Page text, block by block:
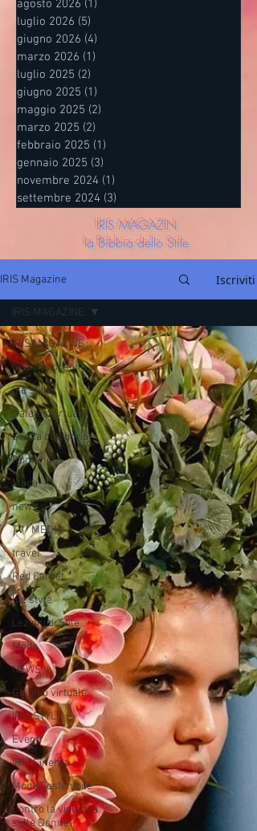
agosto 2026 (1)
luglio 2026 (5)
giugno 2026 (4)
marzo 2026 (1)
luglio 2025 (2)
giugno 2025 (1)
maggio 2025 (2)
marzo 2025 (2)
febbraio 2025 (1)
gennaio 2025 (3)
novembre 2024 (1)
settembre 2024 (3)
IRIS MAGAZIN
la Bibbia dello Stile
IRIS Magazine Iscriviti
IRIS MAGAZINE
lessons of style
life style
Galateo virtuale
Senza categoria
Romania
Moda
news
TV/ MEDIA
travel
Red Carpet
life style
Lezioni di Stile
Moda
NEWS
Galateo virtuale
IRIS STYLE
Eventi
IRIS Cinema
Moda Sostenibile
Contro la violenza
sulle Donne
IRIS MAGAZINE